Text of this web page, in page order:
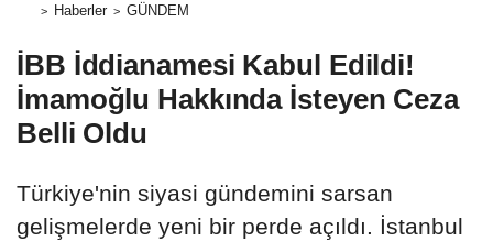
Haberler GÜNDEM
İBB İddianamesi Kabul Edildi!
İmamoğlu Hakkında İsteyen Ceza
Belli Oldu
Türkiye'nin siyasi gündemini sarsan
gelişmelerde yeni bir perde açıldı. İstanbul